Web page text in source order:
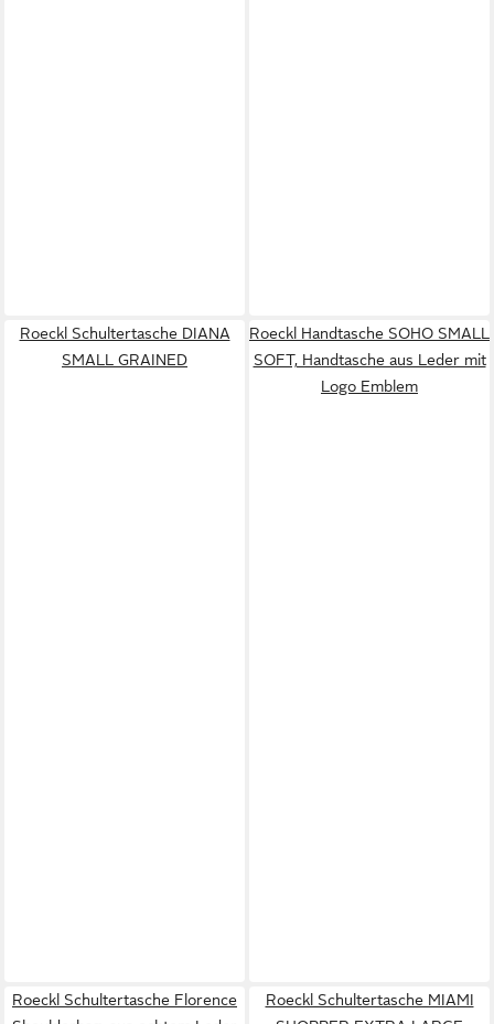
Roeckl Schultertasche DIANA
SMALL GRAINED
Roeckl Handtasche SOHO SMALL
SOFT, Handtasche aus Leder mit
Logo Emblem
Roeckl Schultertasche Florence
Roeckl Schultertasche MIAMI